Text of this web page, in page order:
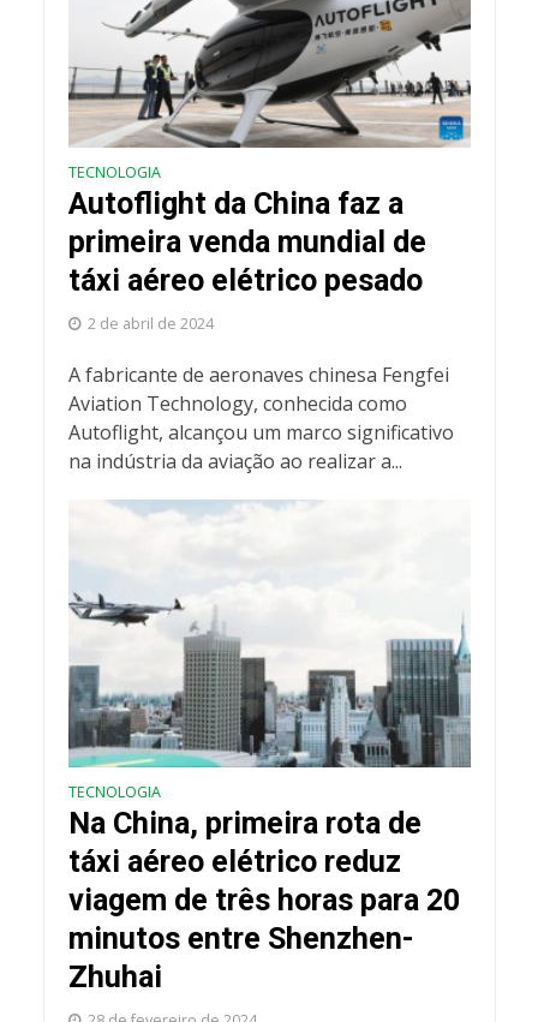
TECNOLOGIA
Autoflight da China faz a
primeira venda mundial de
táxi aéreo elétrico pesado
2 de abril de 2024
A fabricante de aeronaves chinesa Fengfei
Aviation Technology, conhecida como
Autoflight, alcançou um marco significativo
na indústria da aviação ao realizar a...
TECNOLOGIA
Na China, primeira rota de
táxi aéreo elétrico reduz
viagem de três horas para 20
minutos entre Shenzhen-
Zhuhai